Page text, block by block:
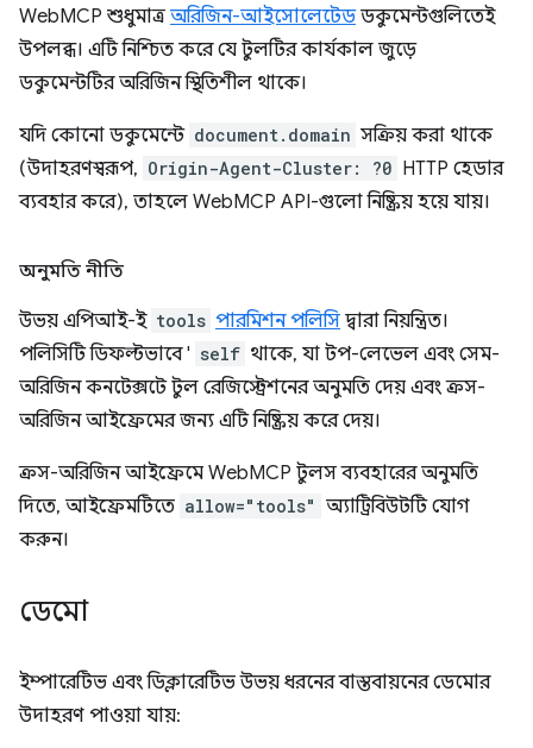
WebMCP শুধুমাত্র অরিজিন-আইসোলেটেডডকুমেন্টগুলিতেই
উপলব্ধ। এটি নিশ্চিত করে যে টুলটির কার্যকাল জুড়ে
ডকুমেন্টটির অরিজিন স্থিতিশীল থাকে।
যদি কোনো ডকুমেন্টে document.domain সক্রিয় করা থাকে
(উদাহরণস্বরূপ, Origin-Agent-Cluster: ?0 HTTP হেডার
ব্যবহার করে), তাহলে WebMCP API-গুলো নিষ্ক্রিয় হয়ে যায়।
অনুমতি নীতি
উভয় এপিআই-ই tools পারমিশন পলিসি দ্বারা নিয়ন্ত্রিত।
পলিসিটি ডিফল্টভাবে ' self থাকে, যা টপ-লেভেল এবং সেম-
অরিজিন কনটেক্সটে টুল রেজিস্ট্রেশনের অনুমতি দেয় এবং ক্রস-
অরিজিন আইফ্রেমের জন্য এটি নিষ্ক্রিয় করে দেয়।
ক্রস-অরিজিন আইফ্রেমে WebMCP টুলস ব্যবহারের অনুমতি
দিতে, আইফ্রেমটিতে allow="tools" অ্যাট্রিবিউটটি যোগ
করুন।
ডেমো
ইম্পারেটিভ এবং ডিক্লারেটিভ উভয় ধরনের বাস্তবায়নের ডেমোর
উদাহরণ পাওয়া যায়: